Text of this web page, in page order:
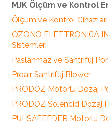
MJK Ölçüm ve Kontrol
Ölçüm ve Kontrol Cihazları
OZONO ELETTRONICA
Sistemleri
Paslanmaz ve Santrifüj
Proair Santrifüj Blower
PRODOZ Motorlu Dozaj
PRODOZ Solenoid Dozaj
PULSAFEEDER Motorlu